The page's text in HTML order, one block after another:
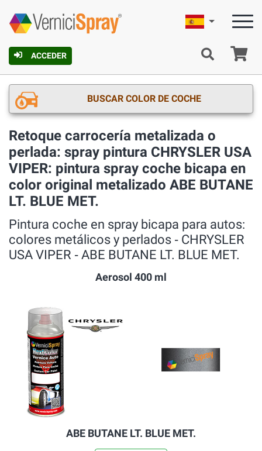
ACCEDER
Español
BUSCAR COLOR DE COCHE
Retoque carrocería metalizada o
perlada: spray pintura CHRYSLER USA
VIPER: pintura spray coche bicapa en
color original metalizado ABE BUTANE
LT. BLUE MET.
Pintura coche en spray bicapa para autos:
colores metálicos y perlados ‐ CHRYSLER
USA VIPER ‐ ABE BUTANE LT. BLUE MET.
Aerosol 400 ml
ABE BUTANE LT. BLUE MET.